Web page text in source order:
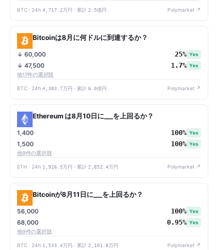
BTC · 24h 4,717.2万円 · 累計 2.5億円 Polymarket ↗
Bitcoinは8月に何ドルに到達するか？
↓ 60,000 25% Yes
↓ 47,500 1.7% Yes
他17件の選択肢
BTC · 24h 4,383.7万円 · 累計 6.0億円 Polymarket ↗
Ethereum は8月10日に___を上回るか？
1,400 100% Yes
1,500 100% Yes
他9件の選択肢
ETH · 24h 1,926.5万円 · 累計 2,852.4万円 Polymarket ↗
Bitcoinが8月11日に___を上回るか？
56,000 100% Yes
68,000 0.95% Yes
他9件の選択肢
BTC · 24h 1,533.4万円 · 累計 2,101.8万円 Polymarket ↗